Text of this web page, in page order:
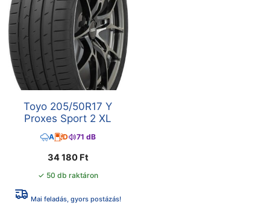
Toyo 205/50R17 Y
Proxes Sport 2 XL
A D 71 dB
34 180 Ft
✓ 50 db raktáron
Mai feladás, gyors postázás!